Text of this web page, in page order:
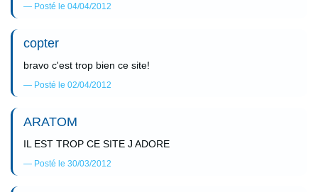
Posté le 04/04/2012
copter
bravo c'est trop bien ce site!
Posté le 02/04/2012
ARATOM
IL EST TROP CE SITE J ADORE
Posté le 30/03/2012